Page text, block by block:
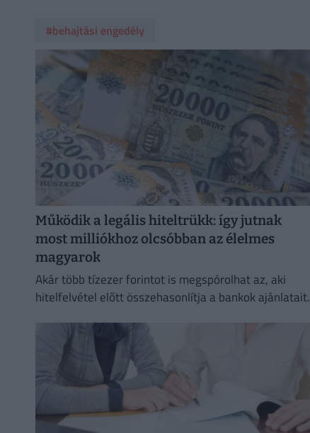
#behajtási engedély
Működik a legális hiteltrükk: így jutnak
most milliókhoz olcsóbban az élelmes
magyarok
Akár több tízezer forintot is megspórolhat az, aki
hitelfelvétel előtt összehasonlítja a bankok ajánlatait.